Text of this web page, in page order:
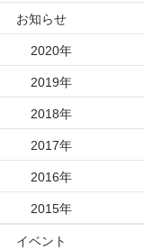
模型貸出し
パネル展
フレンドレイジング
歴代所長
大学院教育
広報活動
お知らせ
2020年
2019年
2018年
2017年
2016年
2015年
イベント